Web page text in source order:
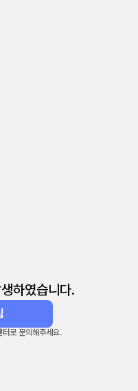
하였습니다.
로 문의해주세요.